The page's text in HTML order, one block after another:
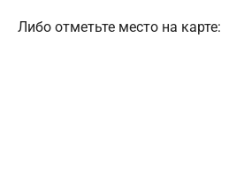
Либо отметьте место на карте: